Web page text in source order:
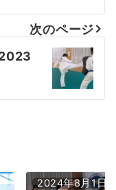
次のページ
2024年8月1日